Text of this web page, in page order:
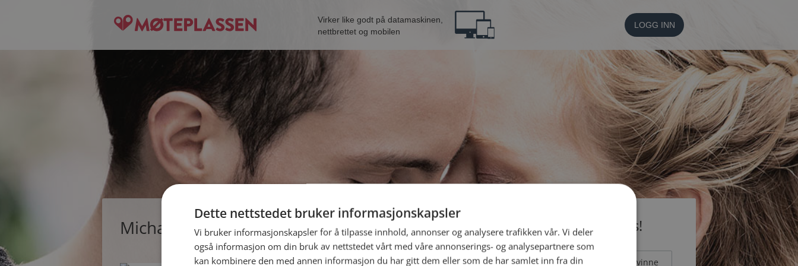
Virker like godt på datamaskinen,
nettbrettet og mobilen
LOGG INN
Michael, single mann fra Larvik Bli medlem gratis!
Jeg er en: Mann Kvinne
Dette nettstedet bruker informasjonskapsler
Vi bruker informasjonskapsler for å tilpasse innhold, annonser og analysere trafikken vår. Vi deler
også informasjon om din bruk av nettstedet vårt med våre annonserings- og analysepartnere som
kan kombinere den med annen informasjon du har gitt dem eller som de har samlet inn fra din